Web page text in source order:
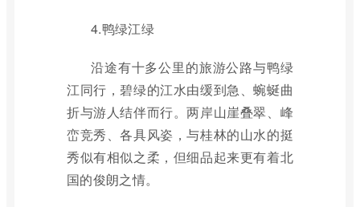
4.鸭绿江绿
沿途有十多公里的旅游公路与鸭绿
江同行，碧绿的江水由缓到急、蜿蜒曲
折与游人结伴而行。两岸山崖叠翠、峰
峦竞秀、各具风姿，与桂林的山水的挺
秀似有相似之柔，但细品起来更有着北
国的俊朗之情。